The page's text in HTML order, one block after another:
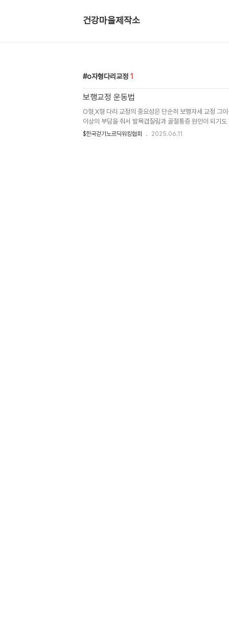
건강마을제작소
o자형다리교정 1
보행교정 운동법
O형,X형 다리 교정의 중요성은 단순히 보행자세 교정 그
이상의 부담을 줘서 발묙겹질림과 골절통증 원인이 되기
스포츠꿈나무에게는 달리기 속도를 빠르게 하는데도 효과
$한국걷기노르딕워킹협회 2025.06.11